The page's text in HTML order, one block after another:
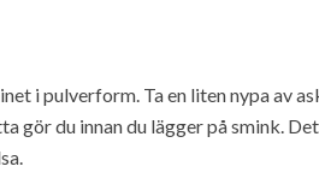
i pulverform. Ta en liten nypa av
gör du innan du lägger på smink.